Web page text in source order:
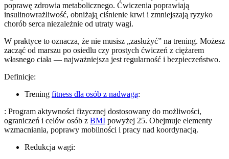
poprawę zdrowia metabolicznego. Ćwiczenia poprawiają
insulinowrażliwość, obniżają ciśnienie krwi i zmniejszają ryzyko
chorób serca niezależnie od utraty wagi.
W praktyce to oznacza, że nie musisz „zasłużyć” na trening. Możesz
zacząć od marszu po osiedlu czy prostych ćwiczeń z ciężarem
własnego ciała — najważniejsza jest regularność i bezpieczeństwo.
Definicje:
Trening fitness dla osób z nadwagą:
: Program aktywności fizycznej dostosowany do możliwości,
ograniczeń i celów osób z BMI powyżej 25. Obejmuje elementy
wzmacniania, poprawy mobilności i pracy nad koordynacją.
Redukcja wagi: